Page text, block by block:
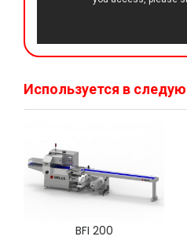
Используется в
BFI 200